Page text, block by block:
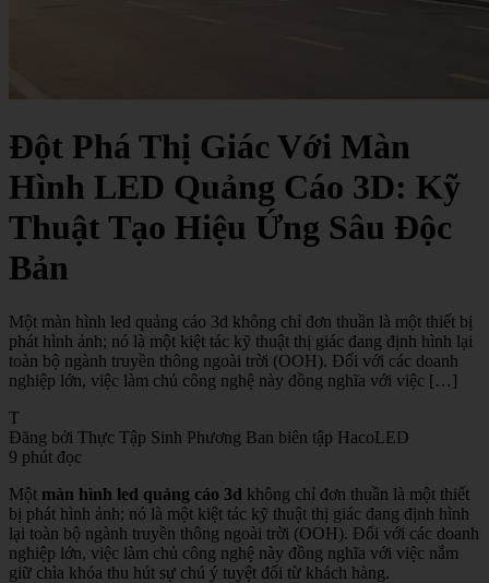
Đột Phá Thị Giác Với Màn
Hình LED Quảng Cáo 3D: Kỹ
Thuật Tạo Hiệu Ứng Sâu Độc
Bản
Một màn hình led quảng cáo 3d không chỉ đơn thuần là một thiết bị
phát hình ảnh; nó là một kiệt tác kỹ thuật thị giác đang định hình lại
toàn bộ ngành truyền thông ngoài trời (OOH). Đối với các doanh
nghiệp lớn, việc làm chủ công nghệ này đồng nghĩa với việc […]
T
Đăng bởi Thực Tập Sinh Phương Ban biên tập HacoLED
9 phút đọc
Một màn hình led quảng cáo 3d không chỉ đơn thuần là một thiết
bị phát hình ảnh; nó là một kiệt tác kỹ thuật thị giác đang định hình
lại toàn bộ ngành truyền thông ngoài trời (OOH). Đối với các doanh
nghiệp lớn, việc làm chủ công nghệ này đồng nghĩa với việc nắm
giữ chìa khóa thu hút sự chú ý tuyệt đối từ khách hàng.